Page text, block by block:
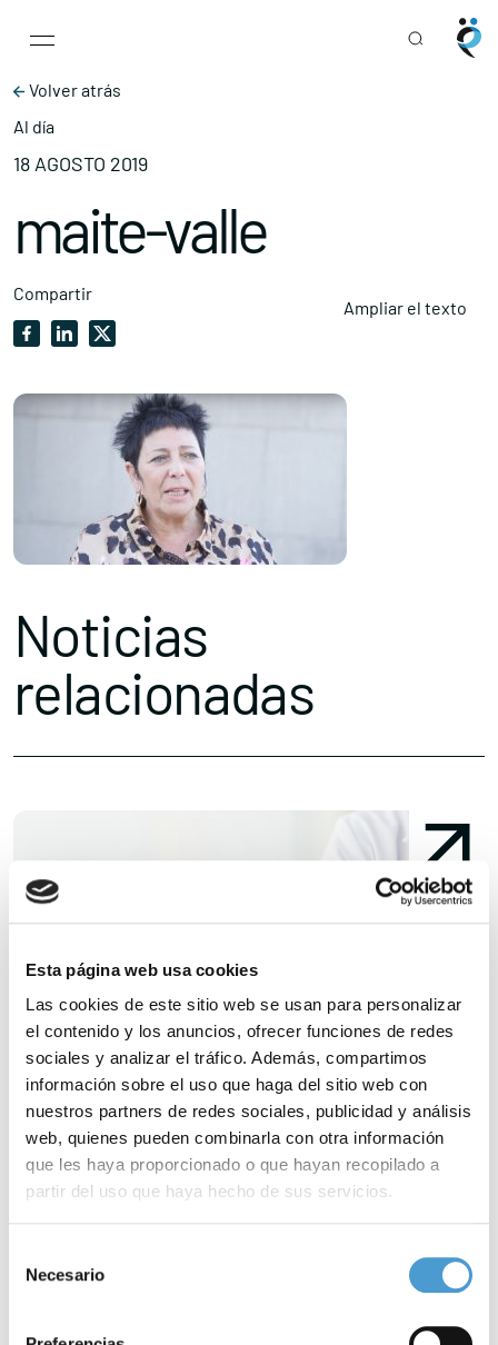
Esta página web usa cookies
Las cookies de este sitio web se usan para personalizar
el contenido y los anuncios, ofrecer funciones de redes
sociales y analizar el tráfico. Además, compartimos
información sobre el uso que haga del sitio web con
nuestros partners de redes sociales, publicidad y análisis
web, quienes pueden combinarla con otra información
que les haya proporcionado o que hayan recopilado a
partir del uso que haya hecho de sus servicios.
de cookies
Necesario
Main Navigation
Volver atrás
Al día
18 AGOSTO 2019
maite-valle
Compartir
Ampliar el texto
Noticias
relacionadas
El 85% de los médicos españoles está...
DE INTERÉS